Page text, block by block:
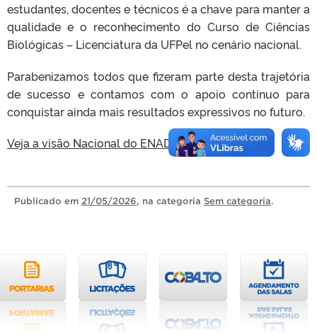
estudantes, docentes e técnicos é a chave para manter a
qualidade e o reconhecimento do Curso de Ciências
Biológicas – Licenciatura da UFPel no cenário nacional.
Parabenizamos todos que fizeram parte desta trajetória
de sucesso e contamos com o apoio contínuo para
conquistar ainda mais resultados expressivos no futuro.
Veja a visão Nacional do ENADE.
Publicado em 21/05/2026, na categoria Sem categoria.